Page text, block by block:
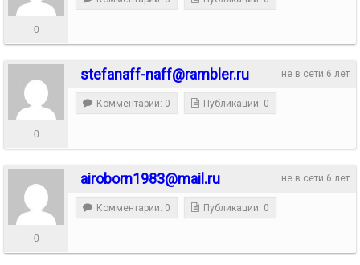
0
не в сети 6 лет
stefanaff-naff@rambler.ru
0
Комментарии: 0 Публикации: 0
не в сети 6 лет
airoborn1983@mail.ru
0
Комментарии: 0 Публикации: 0